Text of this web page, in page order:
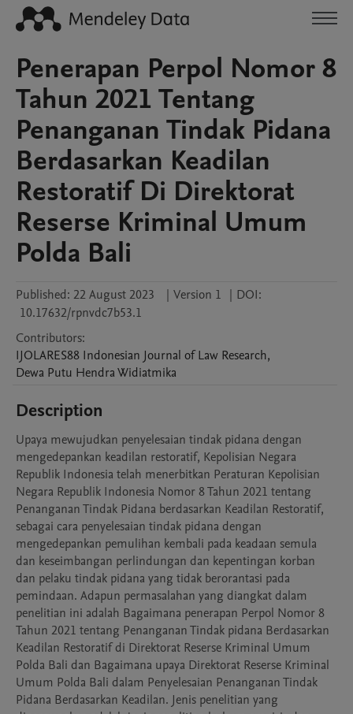
Penerapan Perpol Nomor 8
Tahun 2021 Tentang
Penanganan Tindak Pidana
Berdasarkan Keadilan
Restoratif Di Direktorat
Reserse Kriminal Umum
Polda Bali
Published: 22 August 2023 | Version 1 | DOI:
10.17632/rpnvdc7b53.1
Contributors:
IJOLARES88 Indonesian Journal of Law Research,
Dewa Putu HendraWidiatmika
Description
Upaya mewujudkan penyelesaian tindak pidana dengan
mengedepankan keadilan restoratif, Kepolisian Negara
Republik Indonesia telah menerbitkan Peraturan Kepolisian
Negara Republik Indonesia Nomor 8 Tahun 2021 tentang
Penanganan Tindak Pidana berdasarkan Keadilan Restoratif,
sebagai cara penyelesaian tindak pidana dengan
mengedepankan pemulihan kembali pada keadaan semula
dan keseimbangan perlindungan dan kepentingan korban
dan pelaku tindak pidana yang tidak berorantasi pada
pemindaan. Adapun permasalahan yang diangkat dalam
penelitian ini adalah Bagaimana penerapan Perpol Nomor 8
Tahun 2021 tentang Penanganan Tindak pidana Berdasarkan
Keadilan Restoratif di Direktorat Reserse Kriminal Umum
Polda Bali dan Bagaimana upaya Direktorat Reserse Kriminal
Umum Polda Bali dalam Penyelesaian Penanganan Tindak
Pidana Berdasarkan Keadilan. Jenis penelitian yang